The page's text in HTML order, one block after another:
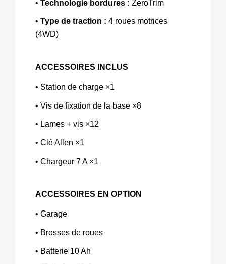
• Technologie bordures : ZeroTrim
• Type de traction : 4 roues motrices
(4WD)
ACCESSOIRES INCLUS
• Station de charge ×1
• Vis de fixation de la base ×8
• Lames + vis ×12
• Clé Allen ×1
• Chargeur 7 A ×1
ACCESSOIRES EN OPTION
• Garage
• Brosses de roues
• Batterie 10 Ah